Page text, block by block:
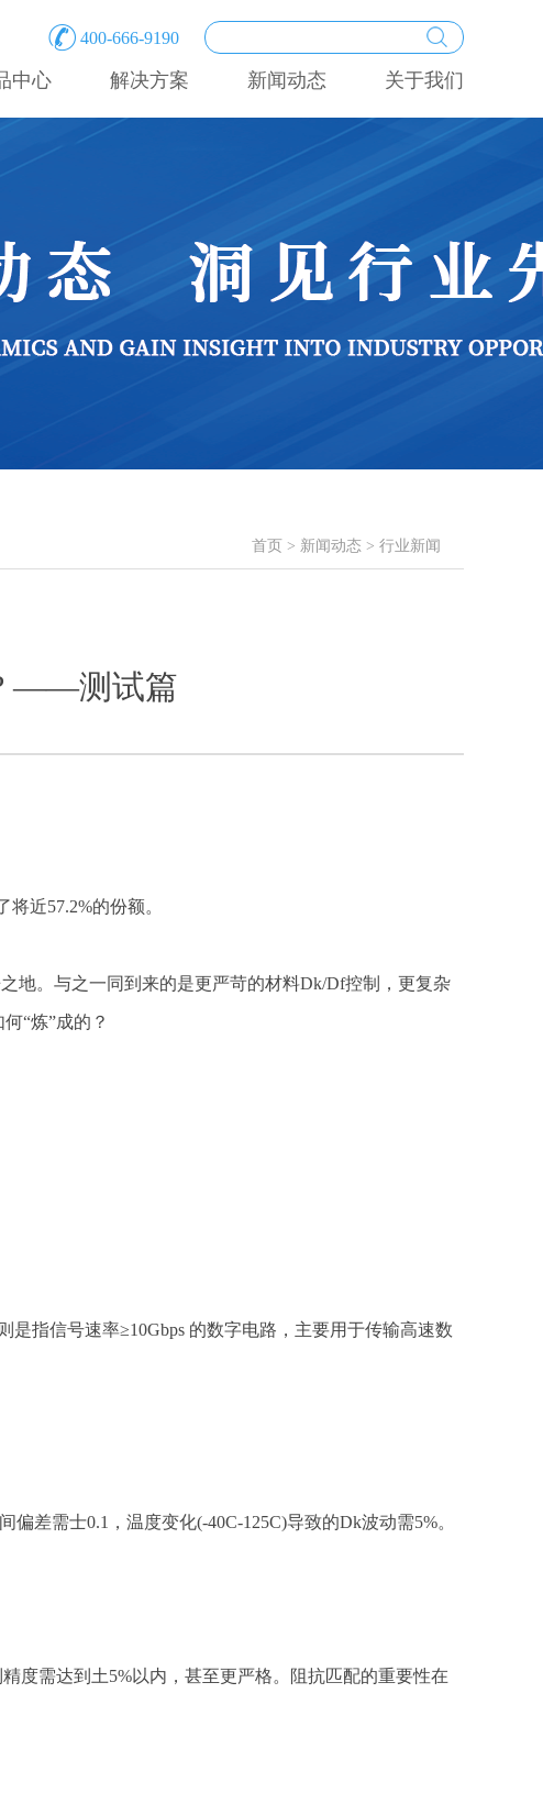
400-666-9190
中心 解决方案 新闻动态 关于我们
首页 > 新闻动态 > 行业新闻
——测试篇
近57.2%的份额。
地。与之一同到来的是更严苛的材料Dk/Df控制，更复杂
“炼”成的？
指信号速率≥10Gbps 的数字电路，主要用于传输高速数
差需士0.1，温度变化(-40C-125C)导致的Dk波动需5%。
度需达到土5%以内，甚至更严格。阻抗匹配的重要性在